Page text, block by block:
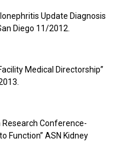
Update Diagnosis
Diego 11/2012.
Medical Directorship”
Research Conference-
Function” ASN Kidney